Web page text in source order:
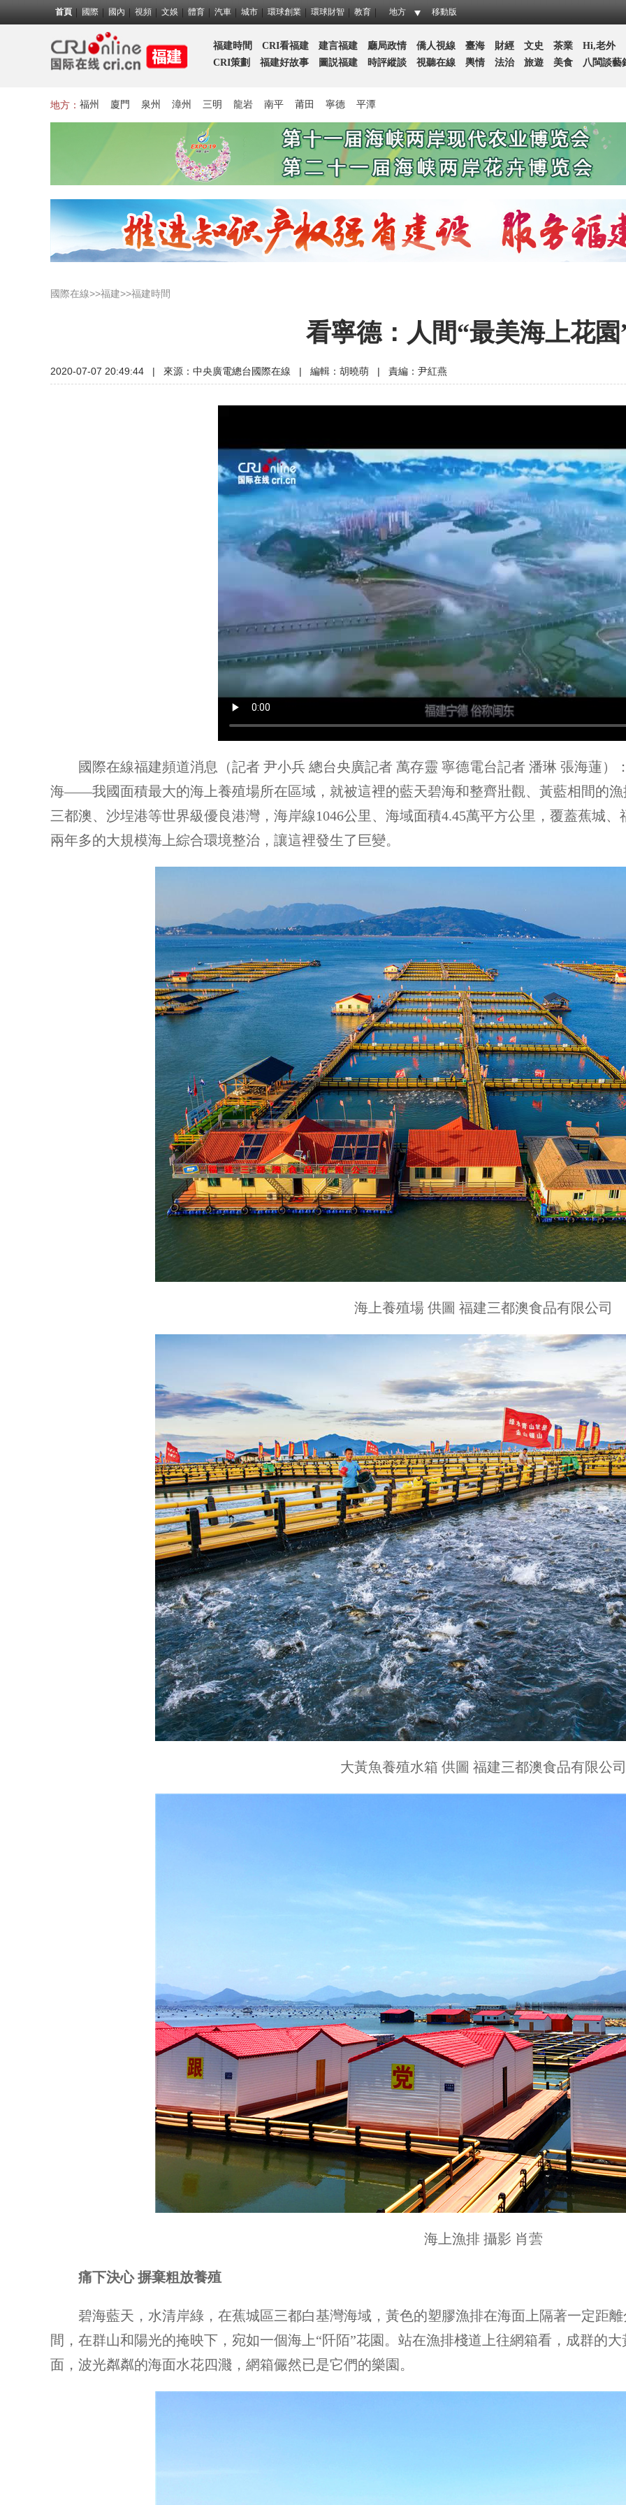
首頁 國際 國內 視頻 文娛 體育 汽車 城市 環球創業 環球財智 教育 地方 移動版
福建時間 CRI看福建 建言福建 廳局政情 僑人視線 臺海 財經 文史 茶業
Hi,老外
CRI策劃
福建好故事 圖説福建 時評縱談 視聽在線 輿情 法治 旅遊 美食 八閩談藝
地方： 福州 廈門 泉州 漳州 三明 龍岩 南平 莆田 寧德 平潭
國際在線>>福建>>福建時間
看寧德：人間“最美海上花園
2020-07-07 20:49:44 | 來源：中央廣電總台國際在線 | 編輯：胡曉萌 | 責編：尹紅燕
國際在線福建頻道消息（記者 尹小兵 總台央廣記者 萬存靈 寧德電台記者 潘琳 張海蓮）
海——我國面積最大的海上養殖場所在區域，就被這裡的藍天碧海和整齊壯觀、黃藍相間的
三都澳、沙埕港等世界級優良港灣，海岸線1046公里、海域面積4.45萬平方公里，覆蓋蕉城
兩年多的大規模海上綜合環境整治，讓這裡發生了巨變。
海上養殖場 供圖 福建三都澳食品有限公司
大黃魚養殖水箱 供圖 福建三都澳食品有限公司
海上漁排 攝影 肖蕓
痛下決心 摒棄粗放養殖
碧海藍天，水清岸綠，在蕉城區三都白基灣海域，黃色的塑膠漁排在海面上隔著一定距離
間，在群山和陽光的掩映下，宛如一個海上“阡陌”花園。站在漁排棧道上往網箱看，成群的
面，波光粼粼的海面水花四濺，網箱儼然已是它們的樂園。